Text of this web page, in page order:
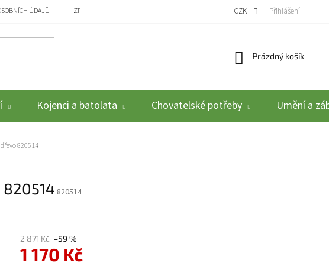
ÚDAJŮ ZPĚTNÝ ODBĚR VYSLOUŽILÝCH ELEKTROZAŘÍZENÍ / BATERIÍ REKLAMACE A
CZK Přihlášení
Nákupní košík
Prázdný košík
Kojenci a batolata Chovatelské potřeby Umění a
820514
820514
2 871 Kč –59 %
1 170 Kč